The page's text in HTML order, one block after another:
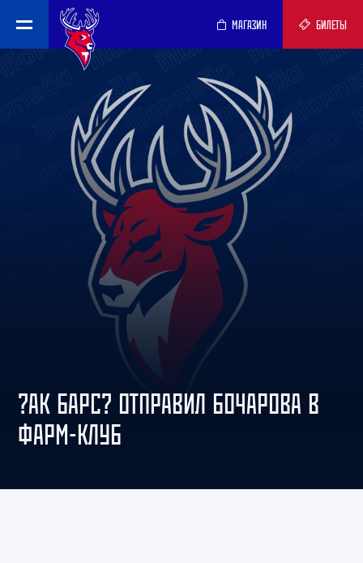
МАГАЗИН БИЛЕТЫ
?АК БАРС? ОТПРАВИЛ БОЧАРОВА В
ФАРМ-КЛУБ